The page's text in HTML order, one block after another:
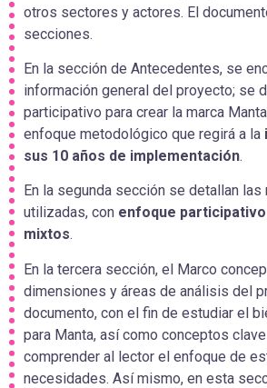
otros sectores y actores. El
secciones.
En la sección de Antecedentes, se
información general del proyecto; se
participativo para crear la marca
enfoque metodológico que regirá a la
sus 10 años de implementación.
En la segunda sección se detallan
utilizadas, con enfoque
mixtos.
En la tercera sección, el Marco
dimensiones y áreas de análisis del
documento, con el fin de estudiar el
para Manta, así como conceptos
comprender al lector el enfoque de
necesidades. Así mismo, en esta